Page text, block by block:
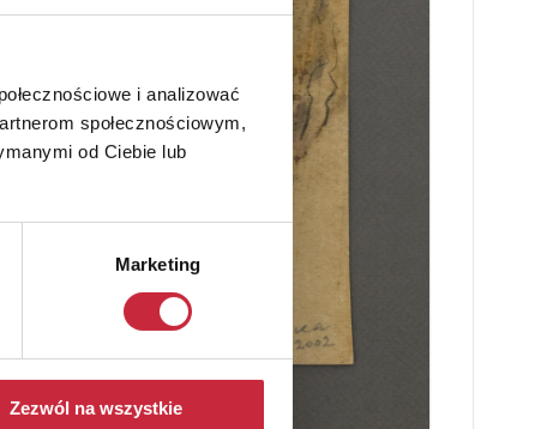
i analizować
społecznościowym,
od Ciebie lub
Marketing
Zezwól na wszystkie